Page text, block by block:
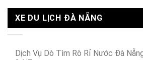
XE DU LỊCH ĐÀ NẴNG
Dịch Vụ Dò Tìm Rò Rỉ Nước Đà